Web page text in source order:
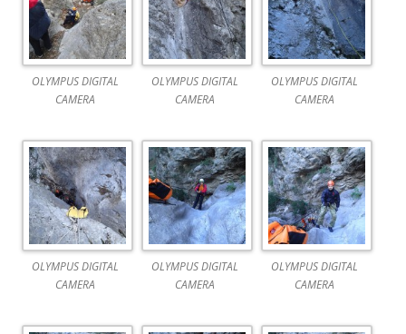
OLYMPUS DIGITAL
CAMERA
OLYMPUS DIGITAL
CAMERA
OLYMPUS DIGITAL
CAMERA
OLYMPUS DIGITAL
CAMERA
OLYMPUS DIGITAL
CAMERA
OLYMPUS DIGITAL
CAMERA